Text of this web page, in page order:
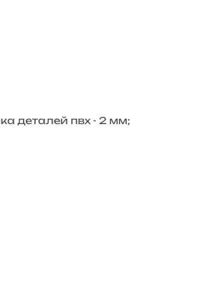
деталей пвх - 2 мм;